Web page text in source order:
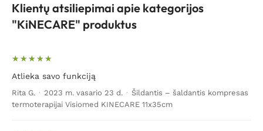
Klientų atsiliepimai apie kategorijos
"KiNECARE" produktus
Atlieka savo funkciją
Rita G. · 2023 m. vasario 23 d. · Šildantis – šaldantis kompresas
termoterapijai Visiomed KINECARE 11x35cm